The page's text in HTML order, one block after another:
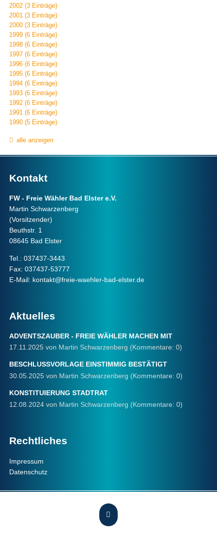
2002 (3 Einträge)
2001 (3 Einträge)
2000 (3 Einträge)
1999 (6 Einträge)
1998 (6 Einträge)
1997 (6 Einträge)
1996 (6 Einträge)
1995 (6 Einträge)
1994 (6 Einträge)
1993 (6 Einträge)
1992 (6 Einträge)
1991 (6 Einträge)
1990 (5 Einträge)
alle anzeigen
Kontakt
FW - Freie Wähler Bad Elster e.V.
Martin Schwarzenberg
(Vorsitzender)
Beuthstr. 1
08645 Bad Elster
Tel.: 037437-3443
Fax: 037437-53777
E-Mail: kontakt@freie-waehler-bad-elster.de
Aktuelles
ADVENTSZAUBER - FREIE WÄHLER MACHEN MIT
17.11.2025 von Martin Schwarzenberg (Kommentare: 0)
BESCHLUSSVORLAGE EINSTIMMIG BESTÄTIGT
30.05.2025 von Martin Schwarzenberg (Kommentare: 0)
KONSTITUIERUNG STADTRAT
12.08.2024 von Martin Schwarzenberg (Kommentare: 0)
Rechtliches
Navigation
überspringen
Impressum
Datenschutz